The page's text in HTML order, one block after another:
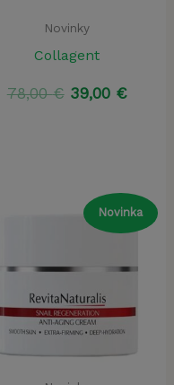
Novinky
Collagent
78,00€ Pôvodná
39,00 €
Novinka